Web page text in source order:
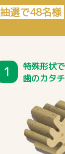
抽選で48名様
1
特殊形状
歯のカタ